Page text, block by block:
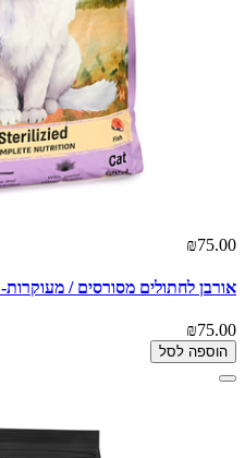
₪75.00
אורבן לחתולים מסורסים / מעוקרות- 2.5 ק"ג
₪75.00
הוספה לסל